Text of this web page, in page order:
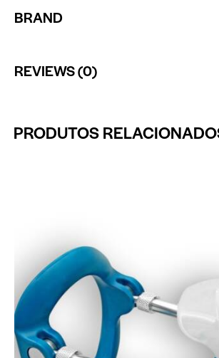
BRAND
REVIEWS (0)
PRODUTOS